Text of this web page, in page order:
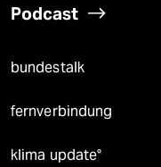
Podcast
bundestalk
fernverbindung
klima update°